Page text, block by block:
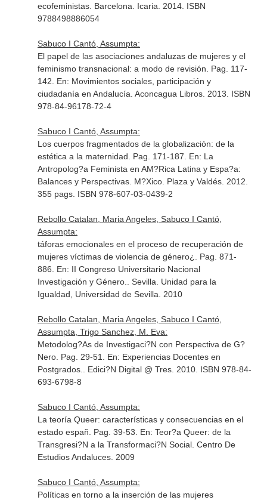
ecofeministas. Barcelona. Icaria. 2014. ISBN
9788498886054
Sabuco I Cantó, Assumpta:
El papel de las asociaciones andaluzas de mujeres y el
feminismo transnacional: a modo de revisión. Pag. 117-
142. En: Movimientos sociales, participación y
ciudadanía en Andalucía . Aconcagua Libros. 2013. ISBN
978-84-96178-72-4
Sabuco I Cantó, Assumpta:
Los cuerpos fragmentados de la globalización: de la
estética a la maternidad. Pag. 171-187. En: La
Antropolog?a Feminista en AM?Rica Latina y Espa?a:
Balances y Perspectivas. M?Xico. Plaza y Valdés. 2012.
355 pags. ISBN 978-607-03-0439-2
Rebollo Catalan, Maria Angeles, Sabuco I Cantó,
Assumpta:
táforas emocionales en el proceso de recuperación de
mujeres víctimas de violencia de género¿. Pag. 871-
886. En: II Congreso Universitario Nacional
Investigación y Género.
. Sevilla. Unidad para la
Igualdad, Universidad de Sevilla. 2010
Rebollo Catalan, Maria Angeles, Sabuco I Cantó,
Assumpta, Trigo Sanchez, M. Eva:
Metodolog?As de Investigaci?N con Perspectiva de G?
Nero. Pag. 29-51. En: Experiencias Docentes en
Postgrados.
. Edici?N Digital @ Tres. 2010. ISBN 978-84-
693-6798-8
Sabuco I Cantó, Assumpta:
La teoría Queer: características y consecuencias en el
estado españ. Pag. 39-53. En: Teor?a Queer: de la
Transgresi?N a la Transformaci?N Social. Centro De
Estudios Andaluces. 2009
Sabuco I Cantó, Assumpta:
Políticas en torno a la inserción de las mujeres